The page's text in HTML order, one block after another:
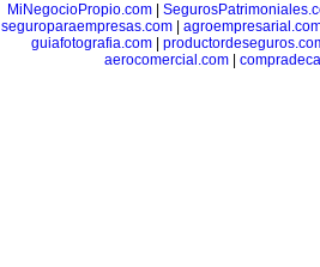
MiNegocioPropio.com|
seguroparaempresas.com
guiafotografia.com
aerocomercial.com|